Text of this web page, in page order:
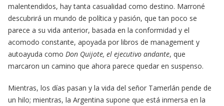
malentendidos, hay tanta casualidad como destino. Marroné
descubrirá un mundo de política y pasión, que tan poco se
parece a su vida anterior, basada en la conformidad y el
acomodo constante, apoyada por libros de management y
autoayuda como Don Quijote, el ejecutivo andante, que
marcaron un camino que ahora parece quedar en suspenso.
Mientras, los días pasan y la vida del señor Tamerlán pende de
un hilo; mientras, la Argentina supone que está inmersa en la